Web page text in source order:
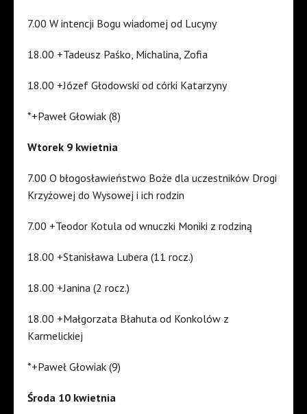
7.00 W intencji Bogu wiadomej od Lucyny
18.00 +Tadeusz Paśko, Michalina, Zofia
18.00 +Józef Głodowski od córki Katarzyny
*+Paweł Głowiak (8)
Wtorek 9 kwietnia
7.00 O błogosławieństwo Boże dla uczestników Drogi
Krzyżowej do Wysowej i ich rodzin
7.00 +Teodor Kotula od wnuczki Moniki z rodziną
18.00 +Stanisława Lubera (11 rocz.)
18.00 +Janina (2 rocz.)
18.00 +Małgorzata Błahuta od Konkolów z
Karmelickiej
*+Paweł Głowiak (9)
Środa 10 kwietnia